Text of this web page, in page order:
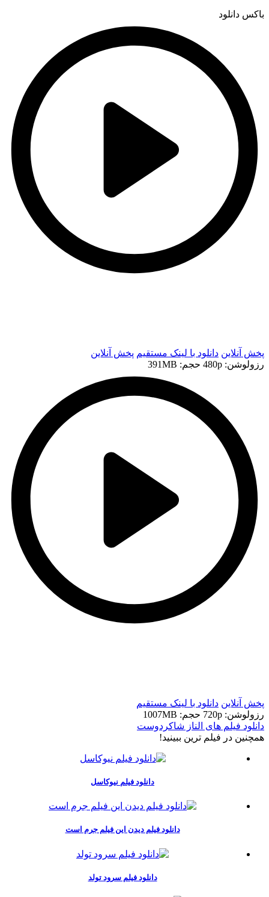
باکس دانلود
پخش آنلاین دانلود با لينک مستقيم پخش آنلاین
رزولوشن: 480p
حجم: 391MB
پخش آنلاین دانلود با لينک مستقيم
رزولوشن: 720p
حجم: 1007MB
دانلود فیلم های الناز شاکردوست
همچنين در فيلم ترين ببينيد!
دانلود فیلم نیوکاسل
دانلود فیلم دیدن این فیلم جرم است
دانلود فیلم سرود تولد